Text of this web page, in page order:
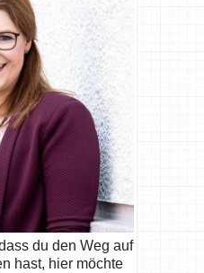
du den Weg auf
hast, hier möchte